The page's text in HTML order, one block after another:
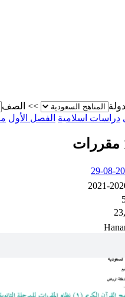
>> الصف
دراسات اسلامية الفصل الأول
2020-